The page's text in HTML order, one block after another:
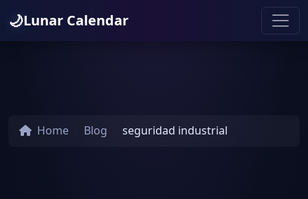
🌙Lunar Calendar
Home Blog seguridad industrial